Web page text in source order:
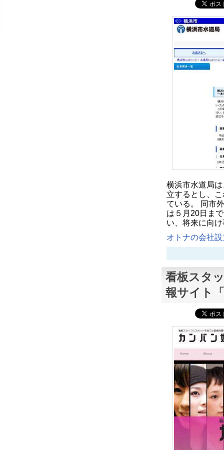
横浜市水道局
立するとし、
ている。 同市
は５月20日ま
い、将来に向
オトナの会社
看板スタ
報サイト